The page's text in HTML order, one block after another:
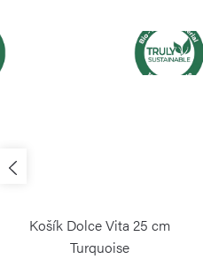
Košík Dolce Vita 25 cm
Turquoise